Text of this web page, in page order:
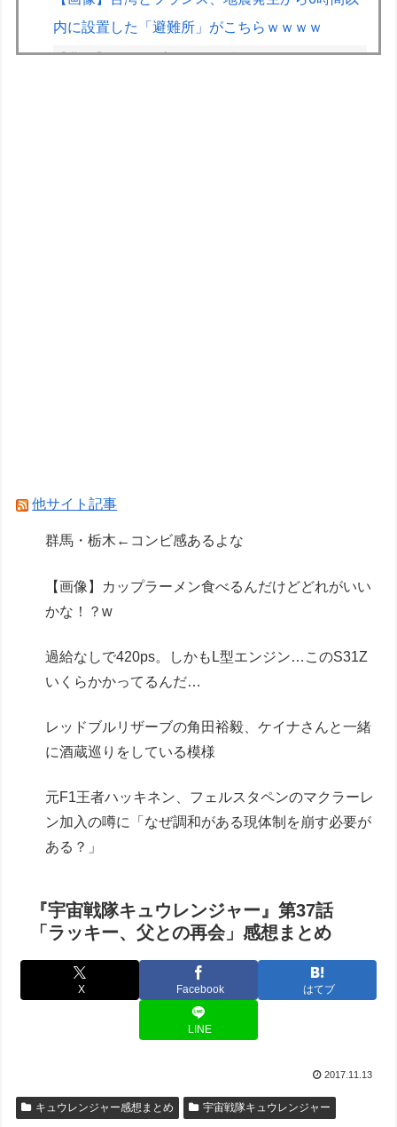
内に設置した「避難所」がこちらｗｗｗｗ
【悲報】ジャンプグッズ43億キャンセルおばさ
8月25日頃発売】
Powered by livedoor 相互RSS
他サイト記事
群馬・栃木←コンビ感あるよな
【画像】カップラーメン食べるんだけどどれがいい
かな！？w
過給なしで420ps。しかもL型エンジン…このS31Z
いくらかかってるんだ…
レッドブルリザーブの角田裕毅、ケイナさんと一緒
に酒蔵巡りをしている模様
元F1王者ハッキネン、フェルスタペンのマクラーレ
ン加入の噂に「なぜ調和がある現体制を崩す必要が
ある？」
『宇宙戦隊キュウレンジャー』第37話
「ラッキー、父との再会」感想まとめ
X Facebook はてブ
LINE
2017.11.13
キュウレンジャー感想まとめ 宇宙戦隊キュウレンジャー